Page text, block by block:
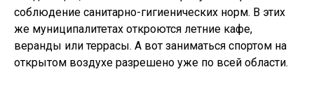
соблюдение санитарно-гигиенических норм. В этих
же муниципалитетах откроются летние кафе,
веранды или террасы. А вот заниматься спортом на
открытом воздухе разрешено уже по всей области.